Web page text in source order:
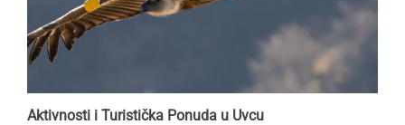
Aktivnosti i Turistička Ponuda u Uvcu